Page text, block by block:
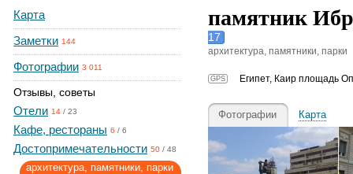
Карта
Заметки 144
Фотографии 3 011
Отзывы, советы
Отели 14 / 23
Кафе, рестораны 6 / 6
Достопримечательности 50 / 48
архитектура, памятники, парки
памятник
17
архитектура, памятники, парки
GPS Египет, Каир площадь
Фотографии Карта